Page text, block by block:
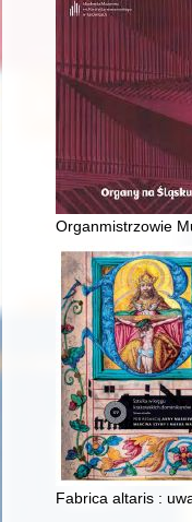
Organmistrzowie
Fabrica altaris :